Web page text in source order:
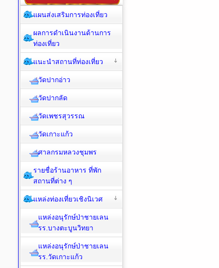
แผนส่งเสริมการท่องเที่ยว
ผลการดำเนินงานด้านการ
ท่องเที่ยว
แนะนำสถานที่ท่องเที่ยว
วัดปากอ่าว
วัดปากลัด
วัดเพชรสุวรรณ
วัดเกาะแก้ว
ศาลกรมหลวงชุมพร
รายชื่อร้านอาหาร ที่พัก
สถานที่ต่าง ๆ
แหล่งท่องเที่ยวเชิงนิเวศ
แหล่งอนุรักษ์ป่าชายเลน
รร.บางตะบูนวิทยา
แหล่งอนุรักษ์ป่าชายเลน
รร.วัดเกาะแก้ว